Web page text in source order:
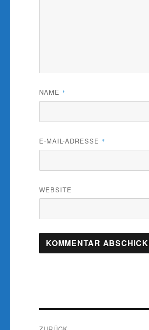
NAME *
E-MAIL-ADRESSE *
WEBSITE